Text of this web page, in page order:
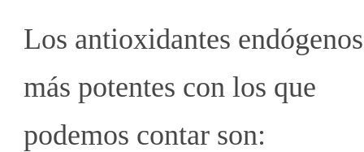
Los antioxidantes endógenos
más potentes con los que
podemos contar son: